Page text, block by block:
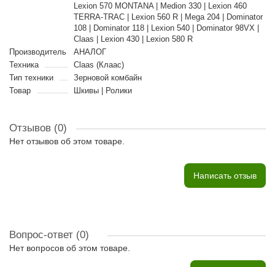
Lexion 570 MONTANA | Medion 330 | Lexion 460
TERRA-TRAC | Lexion 560 R | Mega 204 | Dominator
108 | Dominator 118 | Lexion 540 | Dominator 98VX |
Claas | Lexion 430 | Lexion 580 R
Производитель
АНАЛОГ
Техника
Claas (Клаас)
Тип техники
Зерновой комбайн
Товар
Шкивы | Ролики
Отзывов (0)
Нет отзывов об этом товаре.
Написать отзыв
Вопрос-ответ (0)
Нет вопросов об этом товаре.